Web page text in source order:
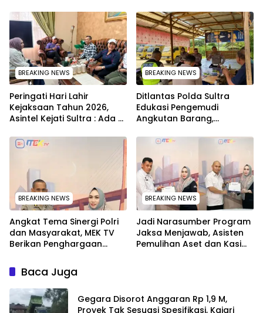
Dihentikan Sementara
BREAKING NEWS
Peringati Hari Lahir
Kejaksaan Tahun 2026,
Asintel Kejati Sultra : Ada
sampai Adhyaksa Run
BREAKING NEWS
Ditlantas Polda Sultra
Edukasi Pengemudi
Angkutan Barang,
Kendaraan Demi
BREAKING NEWS
Angkat Tema Sinergi Polri
dan Masyarakat, MEK TV
Berikan Penghargaan
melalui Kabid Humas
BREAKING NEWS
Jadi Narasumber Program
Jaksa Menjawab, Asisten
Pemulihan Aset dan Kasi
Baca Juga
Gegara Disorot Anggaran Rp 1,9 M,
Proyek Tak Sesuasi Spesifikasi, Kajari